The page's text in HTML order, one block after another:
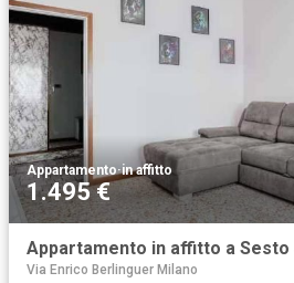
Appartamento·in affitto
1.495 €
Appartamento in affitto a Sesto
Via Enrico Berlinguer Milano